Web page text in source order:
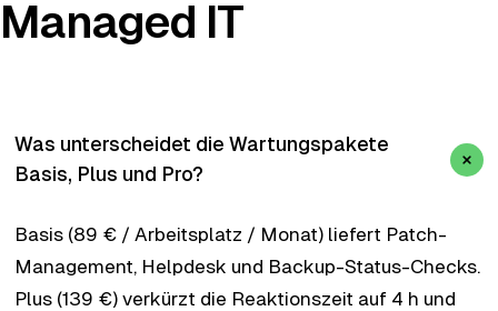
Managed IT
Was unterscheidet die Wartungspakete
Basis, Plus und Pro?
Basis (89 € / Arbeitsplatz / Monat) liefert Patch-
Management, Helpdesk und Backup-Status-Checks.
Plus (139 €) verkürzt die Reaktionszeit auf 4 h und